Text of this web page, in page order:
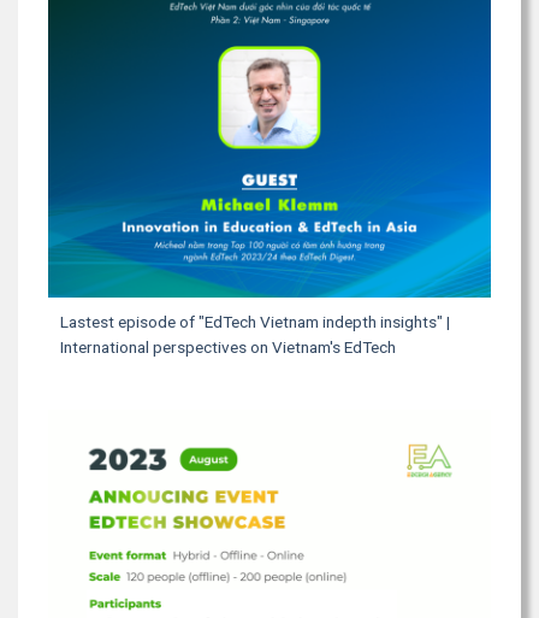
Lastest episode of "EdTech Vietnam indepth insights" |
International perspectives on Vietnam's EdTech